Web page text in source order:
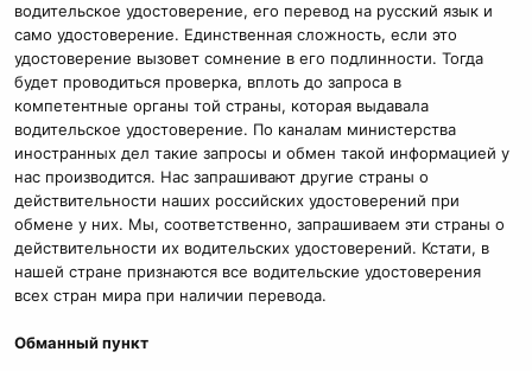
водительское удостоверение, его перевод на русский язык и
само удостоверение. Единственная сложность, если это
удостоверение вызовет сомнение в его подлинности. Тогда
будет проводиться проверка, вплоть до запроса в
компетентные органы той страны, которая выдавала
водительское удостоверение. По каналам министерства
иностранных дел такие запросы и обмен такой информацией у
нас производится. Нас запрашивают другие страны о
действительности наших российских удостоверений при
обмене у них. Мы, соответственно, запрашиваем эти страны о
действительности их водительских удостоверений. Кстати, в
нашей стране признаются все водительские удостоверения
всех стран мира при наличии перевода.
Обманный пункт